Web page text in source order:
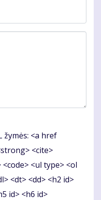
žymės: <a href
<cite>
<ul type> <ol
<dt> <dd> <h2 id>
id> <h6 id>